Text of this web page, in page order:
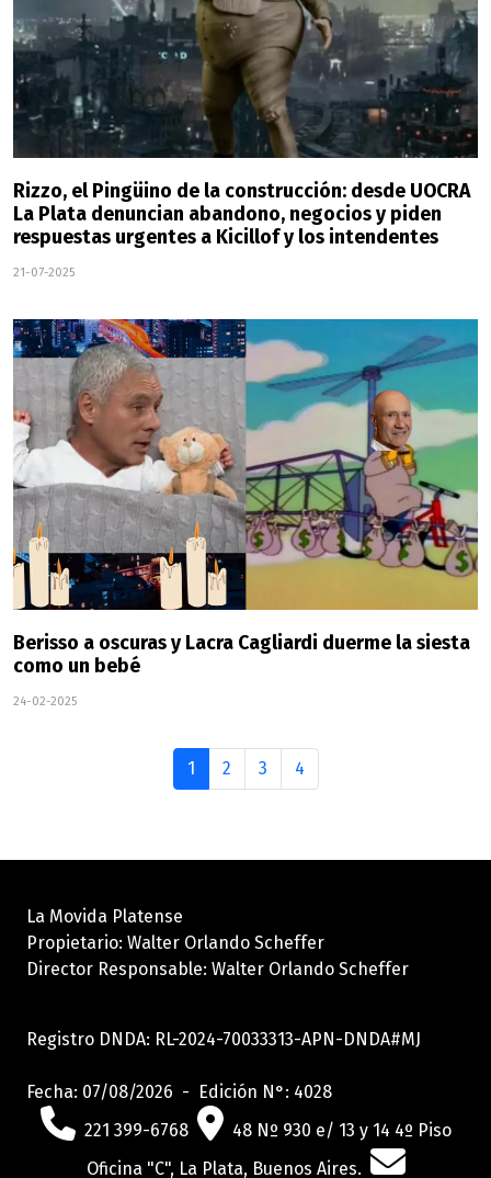
Rizzo, el Pingüino de la construcción: desde UOCRA
La Plata denuncian abandono, negocios y piden
respuestas urgentes a Kicillof y los intendentes
21-07-2025
Berisso a oscuras y Lacra Cagliardi duerme la siesta
como un bebé
24-02-2025
1 2 3 4
La Movida Platense
Propietario: Walter Orlando Scheffer
Director Responsable: Walter Orlando Scheffer
Registro DNDA: RL-2024-70033313-APN-DNDA#MJ
Fecha: 07/08/2026 - Edición N°: 4028
221 399-6768
48 Nº 930 e/ 13 y 14 4º Piso
Oficina "C", La Plata, Buenos Aires.